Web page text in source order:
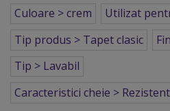
Culoare > crem
Utilizat
Tip produs > Tapet clasic
Tip > Lavabil
Caracteristici cheie >